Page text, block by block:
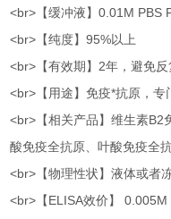
<br>【缓冲液】0.01M PBS
<br>【纯度】95%以上
<br>【有效期】2年，避免反
<br>【用途】免疫*抗原，专
<br>【相关产品】维生素B2
酸免疫全抗原、叶酸免疫全
<br>【物理性状】液体或者
<br>【ELISA效价】